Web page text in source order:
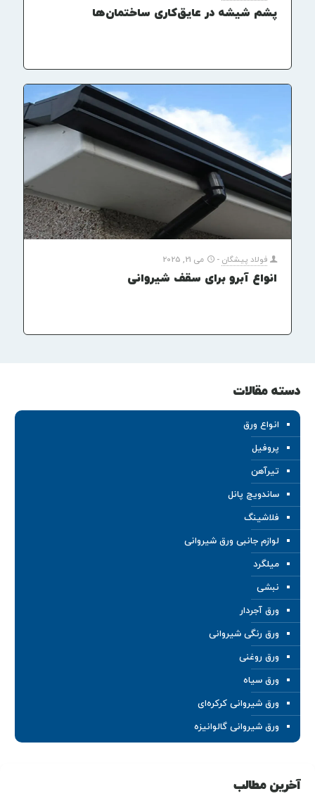
پشم شیشه در عایق‌کاری ساختمان‌ها
فولاد پیشگان - می 21, 2025
انواع آبرو برای سقف شیروانی
دسته مقالات
انواع ورق
پروفیل
تیرآهن
ساندویچ پانل
فلاشینگ
لوازم جانبی ورق شیروانی
میلگرد
نبشی
ورق آجردار
ورق رنگی شیروانی
ورق روغنی
ورق سیاه
ورق شیروانی کرکره‌ای
ورق شیروانی گالوانیزه
آخرین مطالب